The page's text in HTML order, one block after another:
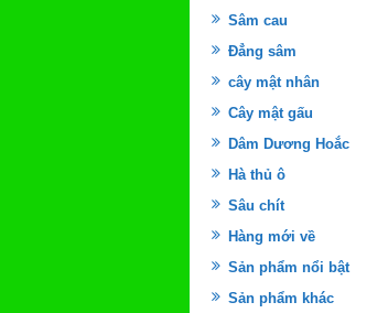
Sâm cau
Đẳng sâm
cây mật nhân
Cây mật gấu
Dâm Dương Hoắc
Hà thủ ô
Sâu chít
Hàng mới về
Sản phẩm nổi bật
Sản phẩm khác